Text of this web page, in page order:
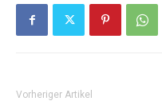
Vorheriger Artikel